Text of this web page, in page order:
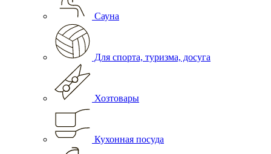
Сауна
Для спорта, туризма, досуга
Хозтовары
Кухонная посуда